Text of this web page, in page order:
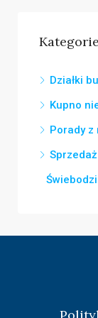
Kategorie
Działki
Kupno
Porady